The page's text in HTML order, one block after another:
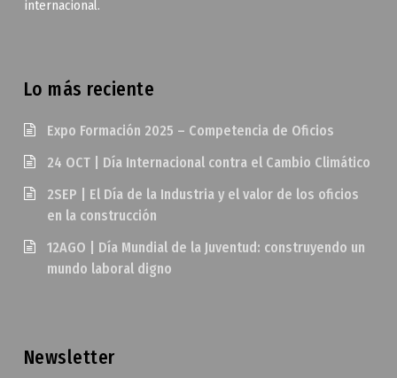
internacional.
Lo más reciente
Expo Formación 2025 – Competencia de Oficios
24 OCT | Día Internacional contra el Cambio Climático
2SEP | El Día de la Industria y el valor de los oficios
en la construcción
12AGO | Día Mundial de la Juventud: construyendo un
mundo laboral digno
Newsletter